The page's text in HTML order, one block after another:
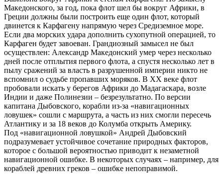
Македонского, за год, пока флот шел бы вокруг Африки, в
Греции должны были построить еще один флот, который
двинется к Карфагену напрямую через Средиземное море.
Если два морских удара дополнить сухопутной операцией, то
Карфаген будет завоеван. Грандиозный замысел не был
осуществлен: Александр Македонский умер через несколько
дней после отплытия первого флота, а спустя несколько лет в
пылу сражений за власть в разрушенной империи никто не
вспомнил о судьбе пропавших моряков. В ХХ веке флот
пробовали искать у берегов Африки до Мадагаскара, возле
Индии и даже Полинезии – безрезультатно. По версии
капитана Дыбовского, корабли из-за «навигационных
ловушек» сошли с маршрута, а часть из них смогли пересечь
Атлантику и за 18 веков до Колумба открыть Америку.
Под «навигационной ловушкой» Андрей Дыбовский
подразумевает устойчивое сочетание природных факторов,
которое с большой вероятностью приводит к незаметной
навигационной ошибке. В некоторых случаях – например, для
кораблей древних греков – ошибке непоправимой.